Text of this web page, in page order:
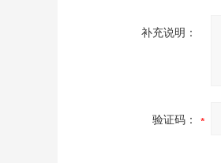
补充说明：
验证码：